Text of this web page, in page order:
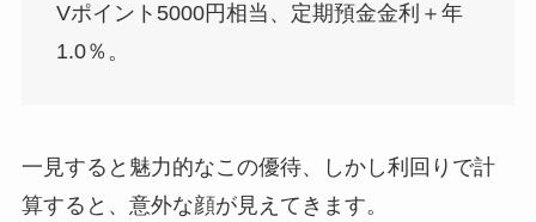
Vポイント5000円相当、定期預金金利＋年
1.0％。
一見すると魅力的なこの優待、しかし利回りで計
算すると、意外な顔が見えてきます。